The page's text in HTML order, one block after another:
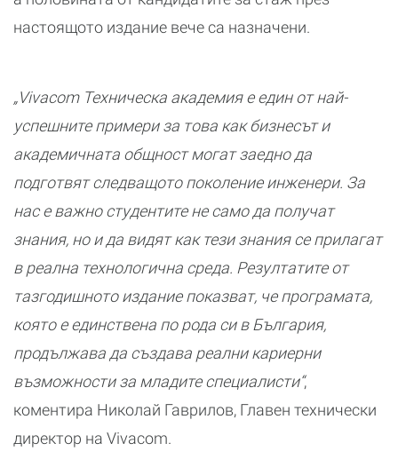
настоящото издание вече са назначени.
„Vivacom Техническа академия е един от най-
успешните примери за това как бизнесът и
академичната общност могат заедно да
подготвят следващото поколение инженери. За
нас е важно студентите не само да получат
знания, но и да видят как тези знания се прилагат
в реална технологична среда. Резултатите от
тазгодишното издание показват, че програмата,
която е единствена по рода си в България,
продължава да създава реални кариерни
възможности за младите специалисти“,
коментира Николай Гаврилов, Главен технически
директор на Vivacom.